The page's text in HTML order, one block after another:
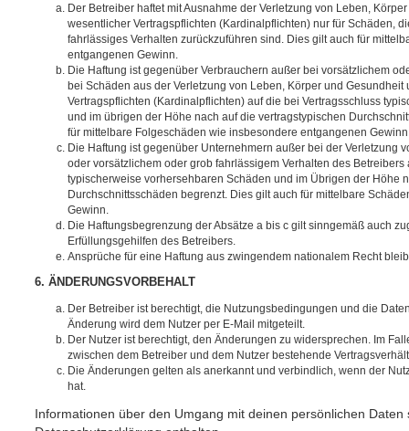
Der Betreiber haftet mit Ausnahme der Verletzung von Leben,
wesentlicher Vertragspflichten (Kardinalpflichten) nur für Schäden,
fahrlässiges Verhalten zurückzuführen sind. Dies gilt auch für
entgangenen Gewinn.
Die Haftung ist gegenüber Verbrauchern außer bei vorsätzlichem
bei Schäden aus der Verletzung von Leben, Körper und
Vertragspflichten (Kardinalpflichten) auf die bei Vertragsschluss
und im übrigen der Höhe nach auf die vertragstypischen
für mittelbare Folgeschäden wie insbesondere entgangenen
Die Haftung ist gegenüber Unternehmern außer bei der Verletzung
oder vorsätzlichem oder grob fahrlässigem Verhalten des Betreibers
typischerweise vorhersehbaren Schäden und im Übrigen der Höhe
Durchschnittsschäden begrenzt. Dies gilt auch für mittelbare
Gewinn.
Die Haftungsbegrenzung der Absätze a bis c gilt sinngemäß auch
Erfüllungsgehilfen des Betreibers.
Ansprüche für eine Haftung aus zwingendem nationalem Recht
6. ÄNDERUNGSVORBEHALT
Der Betreiber ist berechtigt, die Nutzungsbedingungen und die
Änderung wird dem Nutzer per E-Mail mitgeteilt.
Der Nutzer ist berechtigt, den Änderungen zu widersprechen. Im
zwischen dem Betreiber und dem Nutzer bestehende
Die Änderungen gelten als anerkannt und verbindlich, wenn der
hat.
Informationen über den Umgang mit deinen persönlichen Daten